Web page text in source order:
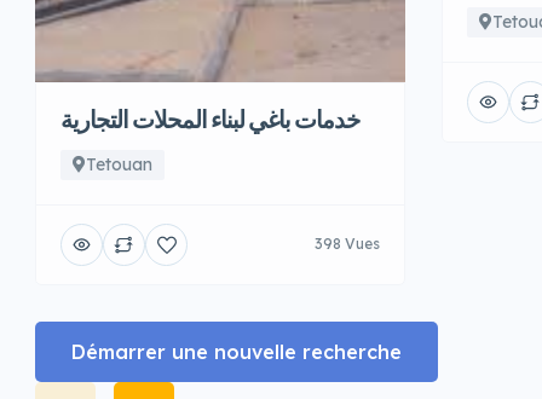
خدمات باغي لبناء المحلات التجارية
Tetouan
398 Vues
Démarrer une nouvelle recherche